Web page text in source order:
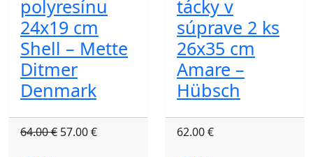
polyresínu
24x19 cm
Shell – Mette
Ditmer
Denmark
64.00 € 57.00 €
tácky v
súprave 2 ks
26x35 cm
Amare –
Hübsch
62.00 €